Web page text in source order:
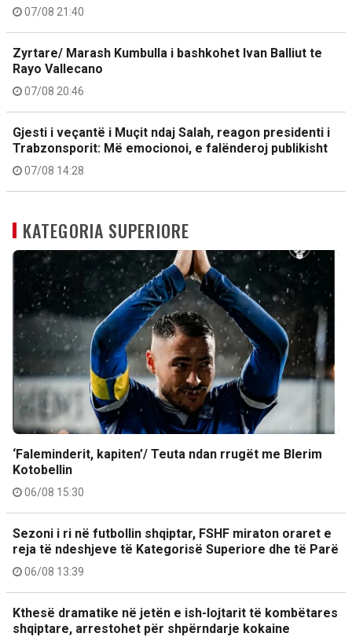
07/08 21:40
Zyrtare/ Marash Kumbulla i bashkohet Ivan Balliut te
Rayo Vallecano
07/08 20:46
Gjesti i veçantë i Muçit ndaj Salah, reagon presidenti i
Trabzonsporit: Më emocionoi, e falënderoj publikisht
07/08 14:28
KATEGORIA SUPERIORE
‘Faleminderit, kapiten’/ Teuta ndan rrugët me Blerim
Kotobellin
06/08 15:30
Sezoni i ri në futbollin shqiptar, FSHF miraton oraret e
reja të ndeshjeve të Kategorisë Superiore dhe të Parë
06/08 13:39
Kthesë dramatike në jetën e ish-lojtarit të kombëtares
shqiptare, arrestohet për shpërndarje kokaine